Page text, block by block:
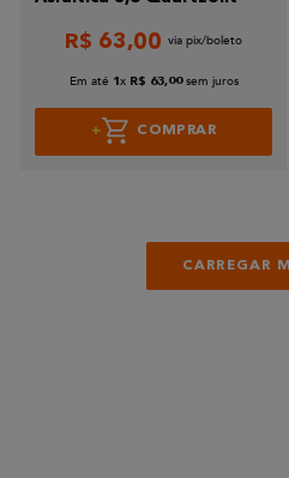
R$ 63,00
Em até 1 x R$ 63,00 sem juros
COMPRAR